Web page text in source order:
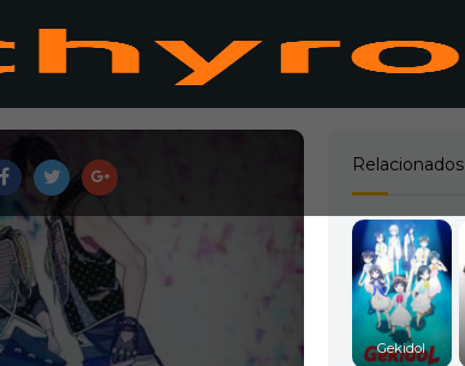
Relacionados
Gekidol